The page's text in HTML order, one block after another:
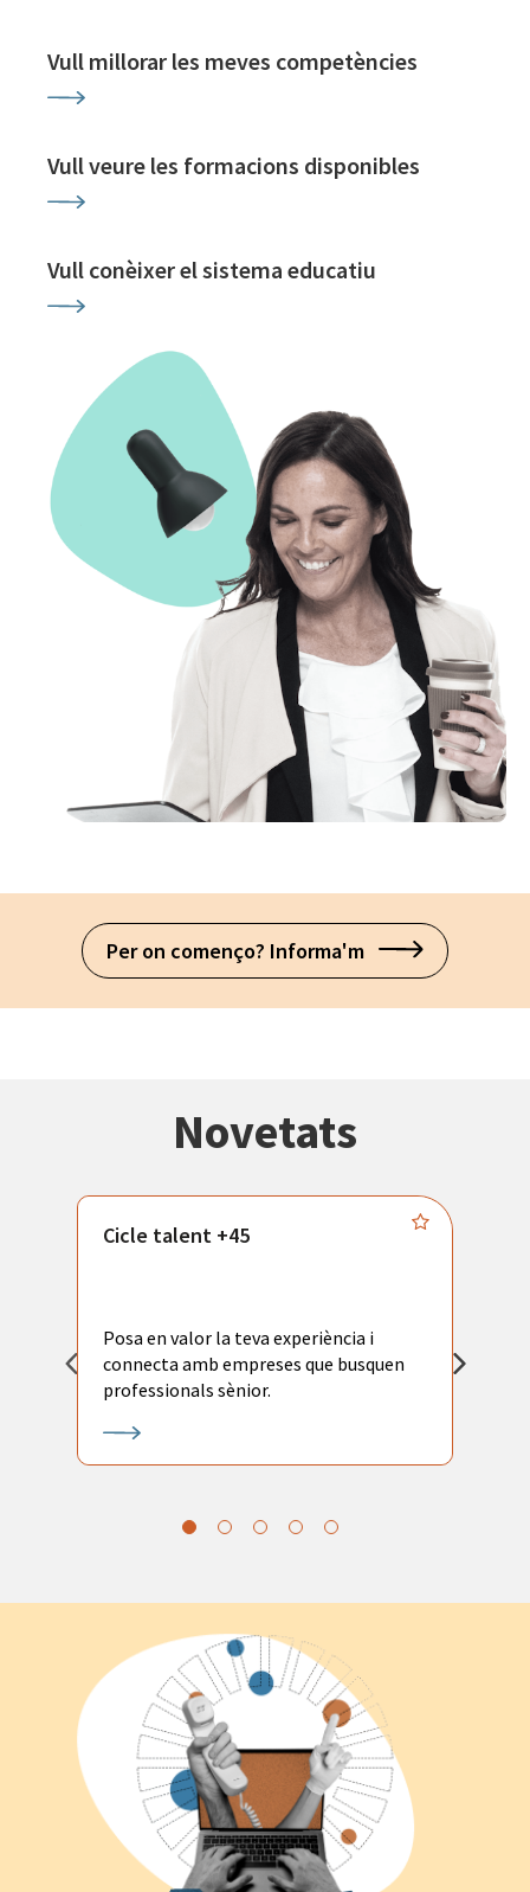
Vull millorar les meves competències
Vull veure les formacions disponibles
Vull conèixer el sistema educatiu
Per on començo? Informa'm
Novetats
Cicle talent +45
Posa en valor la teva experiència i
connecta amb empreses que busquen
professionals sènior.